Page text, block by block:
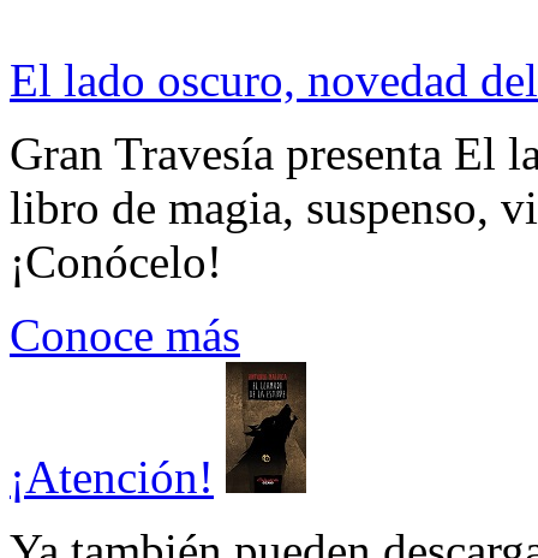
El lado oscuro, novedad
Gran Travesía presenta El
libro de magia, suspenso,
¡Conócelo!
Conoce más
¡Atención!